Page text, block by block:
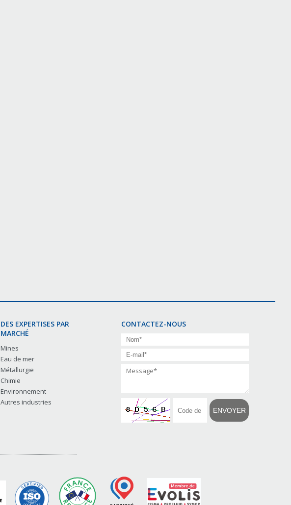
DES EXPERTISES PAR
MARCHÉ
Mines
Eau de mer
Métallurgie
Chimie
Environnement
Autres industries
CONTACTEZ-NOUS